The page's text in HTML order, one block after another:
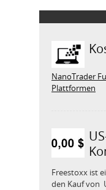
NanoTrader
Plattformen
Freestoxx ist
den Kauf von